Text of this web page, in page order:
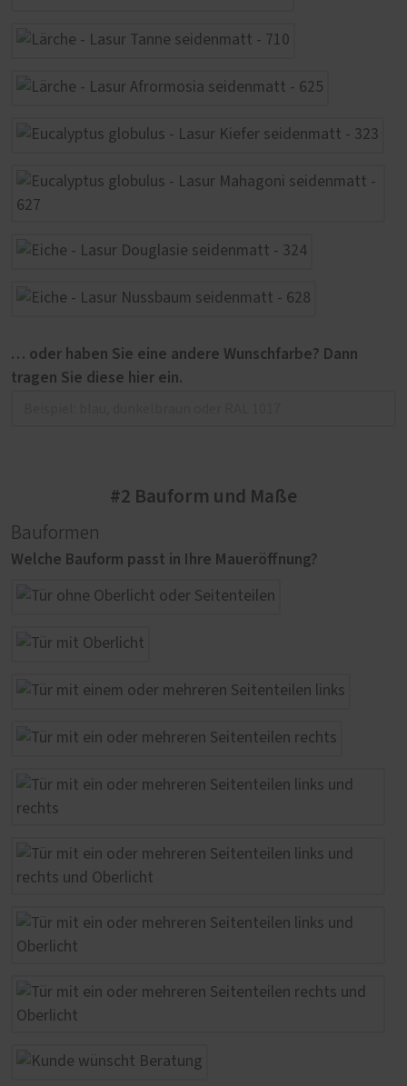
… oder haben Sie eine andere Wunschfarbe? Dann
tragen Sie diese hier ein.
#2 Bauform und Maße
Bauformen
Welche Bauform passt in Ihre Maueröffnung?